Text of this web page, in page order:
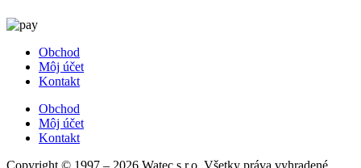
Obchod
Môj účet
Kontakt
Obchod
Môj účet
Kontakt
Copyright © 1997 – 2026 Watec s.r.o. Všetky práva vyhradené.